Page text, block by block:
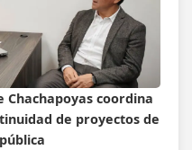
coordina
de proyectos de